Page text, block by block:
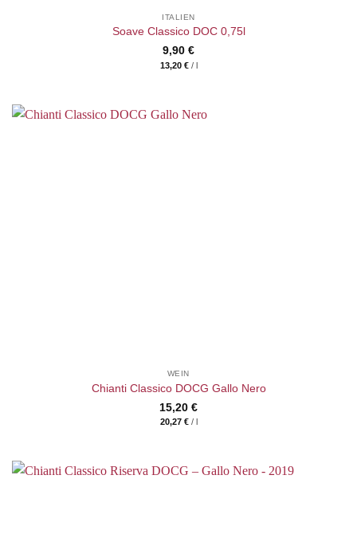
ITALIEN
Soave Classico DOC 0,75l
9,90 €
13,20 €/ l
WEIN
Chianti Classico DOCG Gallo Nero
15,20 €
20,27 €/